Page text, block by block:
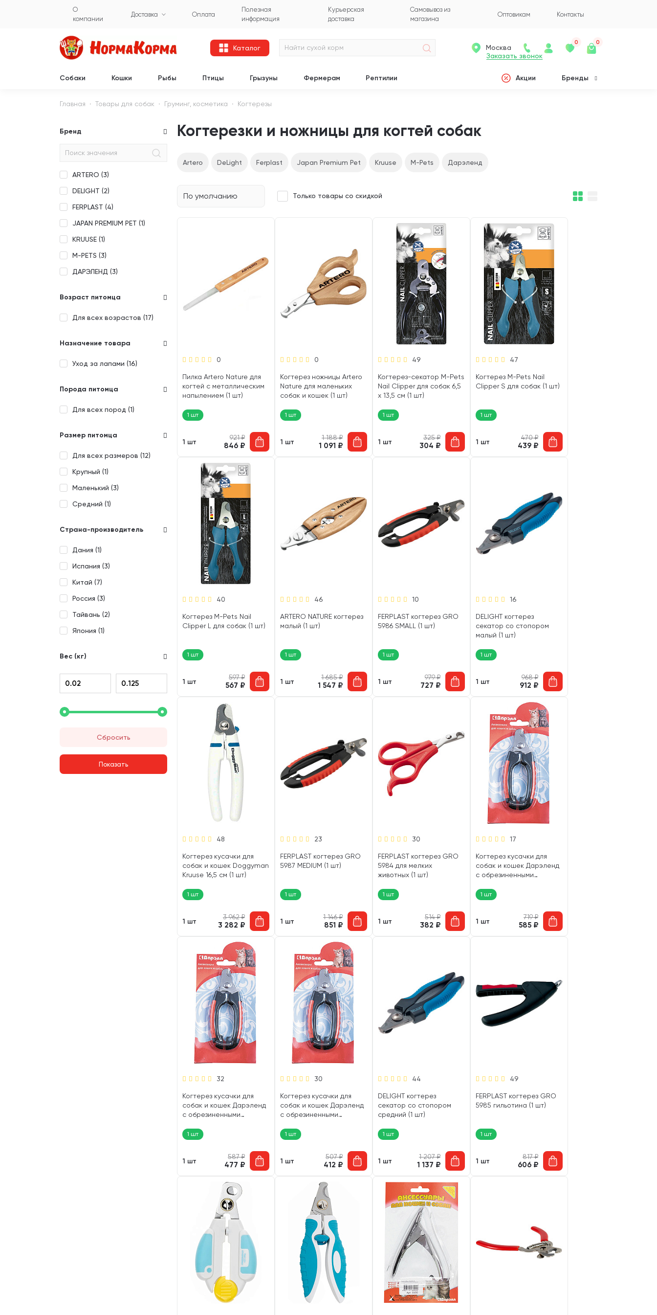
О
компании
Доставка Оплата
Полезная
информация
Курьерская
доставка
Самовывоз из
магазина
Оптовикам Контакты
Каталог
Заказать звонок
Москва
0 0
Собаки Кошки Рыбы Птицы Грызуны Фермерам Рептилии Акции Бренды
Главная Товары для собак Груминг, косметика Когтерезы
Бренд
ARTERO (3)
DELIGHT (2)
FERPLAST (4)
JAPAN PREMIUM PET (1)
KRUUSE (1)
M-PETS (3)
ДАРЭЛЕНД (3)
Возраст питомца
Для всех возрастов (17)
Назначение товара
Уход за лапами (16)
Порода питомца
Для всех пород (1)
Размер питомца
Для всех размеров (12)
Крупный (1)
Маленький (3)
Средний (1)
Страна-производитель
Дания (1)
Испания (3)
Китай (7)
Россия (3)
Тайвань (2)
Япония (1)
Вес (кг)
Сбросить
Когтерезки и ножницы для когтей собак
Artero DeLight Ferplast Japan Premium Pet Kruuse M-Pets Дарэленд
По умолчанию Только товары со скидкой
0
Пилка Artero Nature для
когтей с металлическим
напылением (1 шт)
1 шт
1 шт
921₽
846 ₽
0
Когтерез ножницы Artero
Nature для маленьких
собак и кошек (1 шт)
1 шт
1 шт
1 188₽
1 091 ₽
49
Когтерез-секатор M-Pets
Nail Clipper для собак 6,5
x 13,5 см (1 шт)
1 шт
1 шт
325₽
304 ₽
47
Когтерез M-Pets Nail
Clipper S для собак (1 шт)
1 шт
1 шт
470₽
439 ₽
40
Когтерез M-Pets Nail
Clipper L для собак (1 шт)
1 шт
1 шт
597₽
567 ₽
46
ARTERO NATURE когтерез
малый (1 шт)
1 шт
1 шт
1 685₽
1 547 ₽
10
FERPLAST когтерез GRO
5986 SMALL (1 шт)
1 шт
1 шт
979₽
727 ₽
16
DELIGHT когтерез
секатор со стопором
малый (1 шт)
1 шт
1 шт
968₽
912 ₽
48
Когтерез кусачки для
собак и кошек Doggyman
Kruuse 16,5 см (1 шт)
1 шт
1 шт
3 962₽
3 282 ₽
23
FERPLAST когтерез GRO
5987 MEDIUM (1 шт)
1 шт
1 шт
1 146₽
851 ₽
30
FERPLAST когтерез GRO
5984 для мелких
животных (1 шт)
1 шт
1 шт
514₽
382 ₽
17
Когтерез кусачки для
собак и кошек Дарэленд
с обрезиненными
1 шт
1 шт
719₽
585 ₽
32
Когтерез кусачки для
собак и кошек Дарэленд
с обрезиненными
1 шт
1 шт
587₽
477 ₽
30
Когтерез кусачки для
собак и кошек Дарэленд
с обрезиненными
1 шт
1 шт
507₽
412 ₽
44
DELIGHT когтерез
секатор со стопором
средний (1 шт)
1 шт
1 шт
1 207₽
1 137 ₽
49
FERPLAST когтерез GRO
5985 гильотина (1 шт)
1 шт
1 шт
817₽
606 ₽